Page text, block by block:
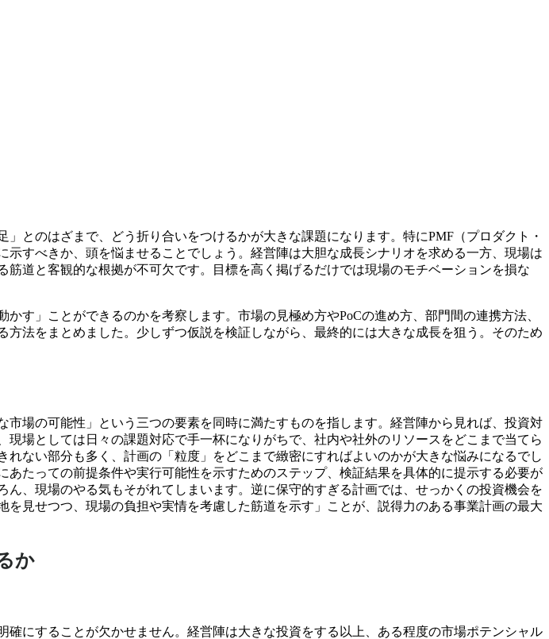
とのはざまで、どう折り合いをつけるかが大きな課題になります。特にPMF（プロダクト・
すべきか、頭を悩ませることでしょう。経営陣は大胆な成長シナリオを求める一方、現場は
道と客観的な根拠が不可欠です。目標を高く掲げるだけでは現場のモチベーションを損な
す」ことができるのかを考察します。市場の見極め方やPoCの進め方、部門間の連携方法、
法をまとめました。少しずつ仮説を検証しながら、最終的には大きな成長を狙う。そのため
場の可能性」という三つの要素を同時に満たすものを指します。経営陣から見れば、投資対
場としては日々の課題対応で手一杯になりがちで、社内や社外のリソースをどこまで当てら
ない部分も多く、計画の「粒度」をどこまで緻密にすればよいのかが大きな悩みになるでし
たっての前提条件や実行可能性を示すためのステップ、検証結果を具体的に提示する必要が
、現場のやる気もそがれてしまいます。逆に保守的すぎる計画では、せっかくの投資機会を
見せつつ、現場の負担や実情を考慮した筋道を示す」ことが、説得力のある事業計画の最大
か
にすることが欠かせません。経営陣は大きな投資をする以上、ある程度の市場ポテンシャル